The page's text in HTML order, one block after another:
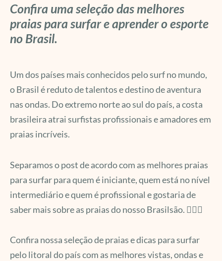
Confira uma seleção das melhores
praias para surfar e aprender o esporte
no Brasil.
Um dos países mais conhecidos pelo surf no mundo,
o Brasil é reduto de talentos e destino de aventura
nas ondas. Do extremo norte ao sul do país, a costa
brasileira atrai surfistas profissionais e amadores em
praias incríveis.
Separamos o post de acordo com as melhores praias
para surfar para quem é iniciante, quem está no nível
intermediário e quem é profissional e gostaria de
saber mais sobre as praias do nosso Brasilsão. 🏄‍♀️💙
Confira nossa seleção de praias e dicas para surfar
pelo litoral do país com as melhores vistas, ondas e